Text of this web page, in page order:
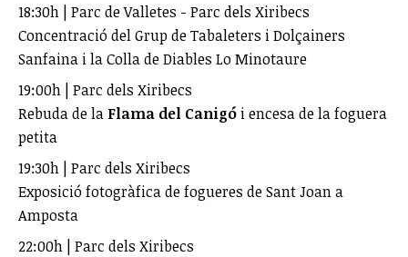
18:30h | Parc de Valletes - Parc dels Xiribecs
Concentració del Grup de Tabaleters i Dolçainers
Sanfaina i la Colla de Diables Lo Minotaure
19:00h | Parc dels Xiribecs
Rebuda de la Flama del Canigó i encesa de la foguera
petita
19:30h | Parc dels Xiribecs
Exposició fotogràfica de fogueres de Sant Joan a
Amposta
22:00h | Parc dels Xiribecs